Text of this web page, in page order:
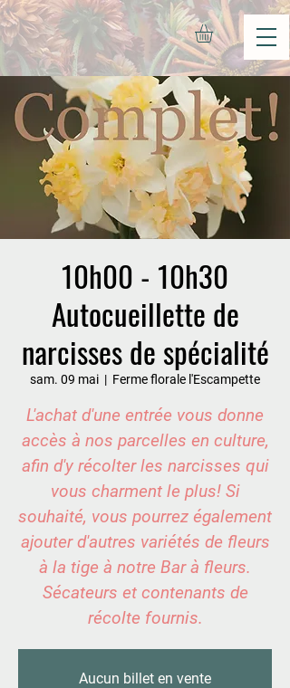
10h00 - 10h30
Autocueillette de
narcisses de spécialité
sam. 09 mai
  |
Ferme florale l'Escampette
L'achat d'une entrée vous donne
accès à nos parcelles en culture,
afin d'y récolter les narcisses qui
vous charment le plus! Si
souhaité, vous pourrez également
ajouter d'autres variétés de fleurs
à la tige à notre Bar à fleurs.
Sécateurs et contenants de
récolte fournis.
Aucun billet en vente